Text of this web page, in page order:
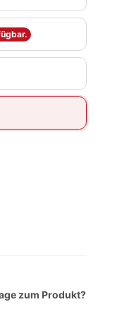
zum Produkt?